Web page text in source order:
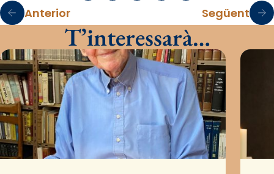
Anterior Següent
T’interessarà…